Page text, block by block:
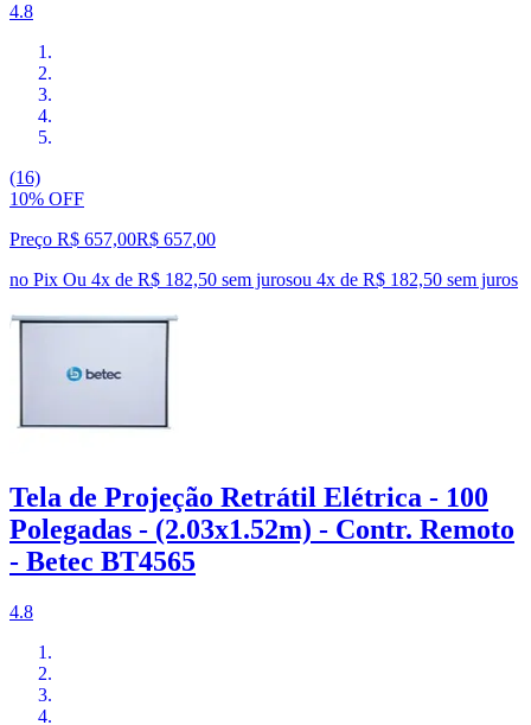
4.8
(16)
10% OFF
Preço R$ 657,00R$ 657,00
no Pix Ou 4x de R$ 182,50 sem jurosou 4x de R$ 182,50 sem juros
Tela de Projeção Retrátil Elétrica - 100
Polegadas - (2.03x1.52m) - Contr. Remoto
- Betec BT4565
4.8